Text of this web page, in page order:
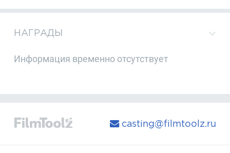
НАГРАДЫ
Информация временно отсутствует
casting@filmtoolz.ru